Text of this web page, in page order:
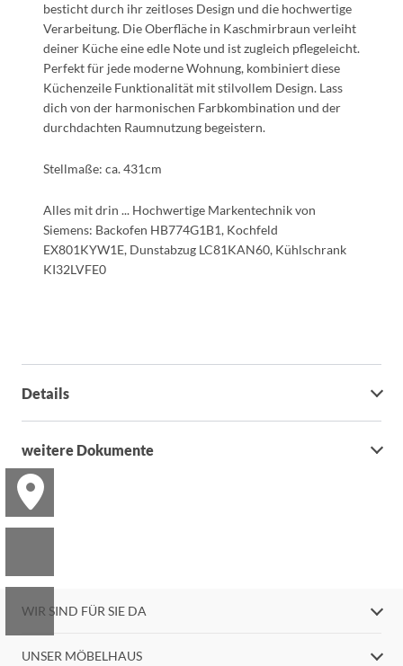
besticht durch ihr zeitloses Design und die hochwertige
Verarbeitung. Die Oberfläche in Kaschmirbraun verleiht
deiner Küche eine edle Note und ist zugleich pflegeleicht.
Perfekt für jede moderne Wohnung, kombiniert diese
Küchenzeile Funktionalität mit stilvollem Design. Lass
dich von der harmonischen Farbkombination und der
durchdachten Raumnutzung begeistern.
Stellmaße: ca. 431cm
Alles mit drin ... Hochwertige Markentechnik von
Siemens: Backofen HB774G1B1, Kochfeld
EX801KYW1E, Dunstabzug LC81KAN60, Kühlschrank
KI32LVFE0
Details
weitere Dokumente
WIR SIND FÜR SIE DA
UNSER MÖBELHAUS